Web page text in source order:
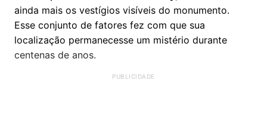
ainda mais os vestígios visíveis do monumento.
Esse conjunto de fatores fez com que sua
localização permanecesse um mistério durante
centenas de anos.